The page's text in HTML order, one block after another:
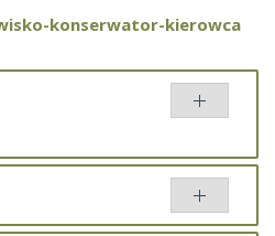
konserwator-kierowca